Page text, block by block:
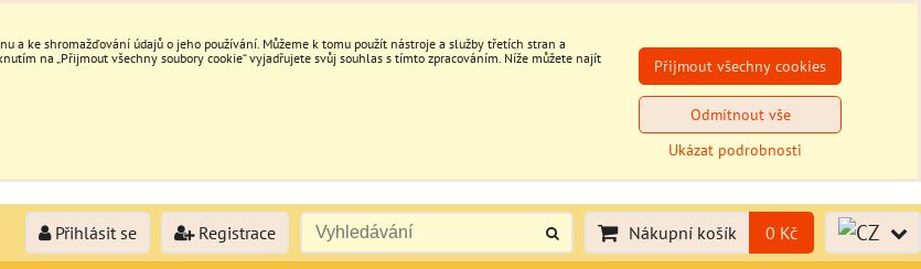
Přihlásit se Registrace Nákupní košík 0 Kč
a ke shromažďování údajů o jeho používání. Můžeme k tomu použít nástroje a služby třetích stran a
na „Přijmout všechny soubory cookie“ vyjadřujete svůj souhlas s tímto zpracováním. Níže můžete najít
Ukázat podrobnosti
Přijmout všechny cookies
Odmítnout vše